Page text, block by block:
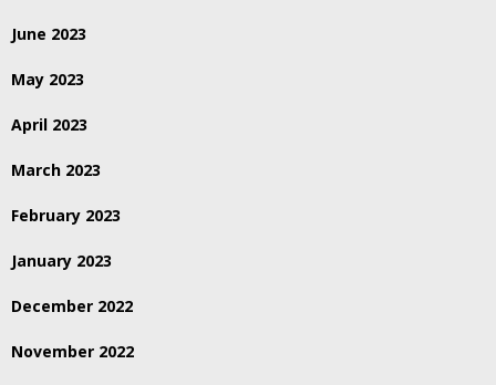
June 2023
May 2023
April 2023
March 2023
February 2023
January 2023
December 2022
November 2022